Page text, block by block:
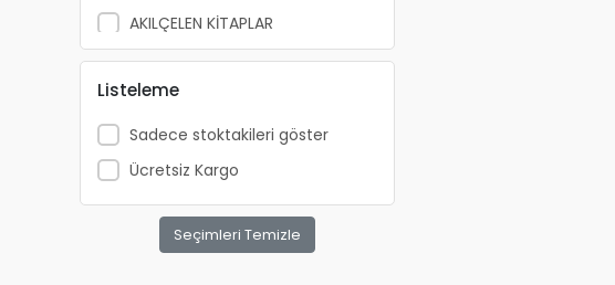
AKILÇELEN KİTAPLAR
ALEMDAR
ALEX SCHOELLER
ALFA YAYINLARI
ALPİNO
ALTIN KİTAP
Listeleme
Sadece stoktakileri göster
Ücretsiz Kargo
Seçimleri Temizle